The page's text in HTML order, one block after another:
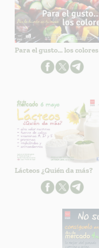
Para el gusto… los colores
Lácteos ¿Quién da más?